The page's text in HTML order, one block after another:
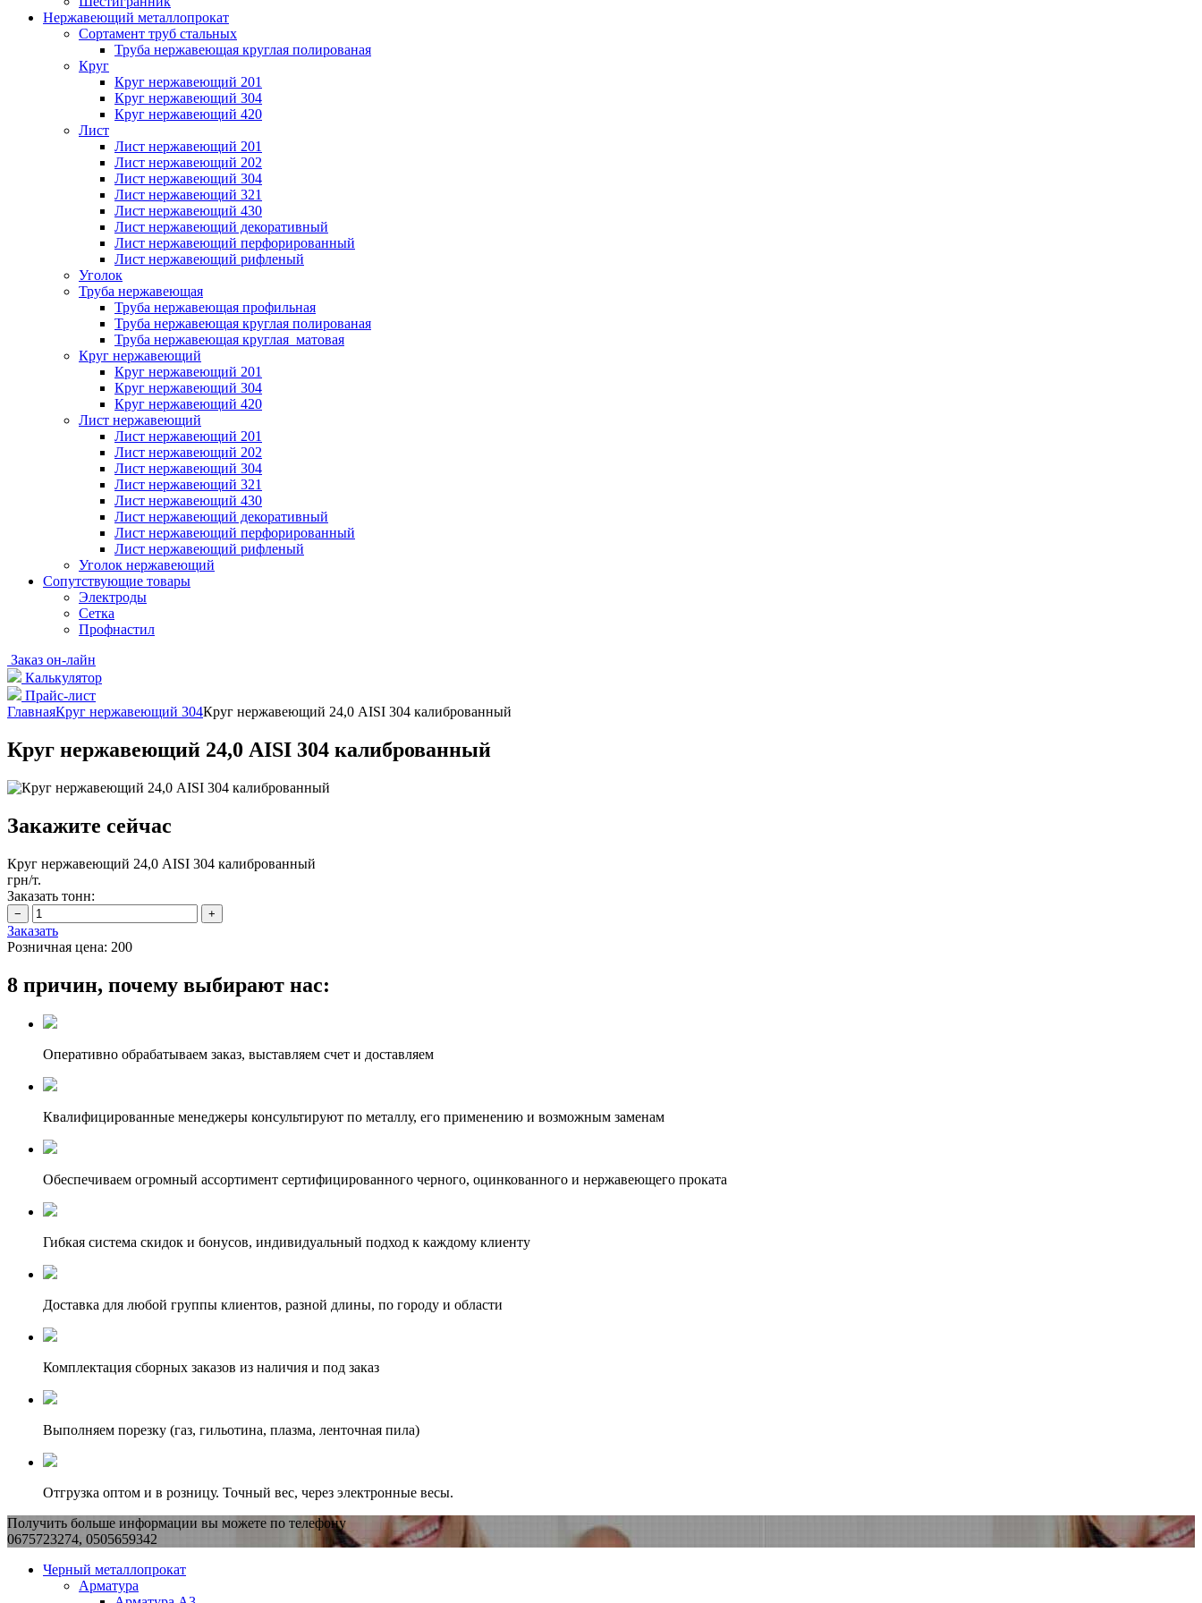
Нержавеющий металлопрокат
Сортамент труб стальных
Труба нержавеющая круглая полированая
Круг
Круг нержавеющий 201
Круг нержавеющий 304
Круг нержавеющий 420
Лист
Лист нержавеющий 201
Лист нержавеющий 202
Лист нержавеющий 304
Лист нержавеющий 321
Лист нержавеющий 430
Лист нержавеющий декоративный
Лист нержавеющий перфорированный
Лист нержавеющий рифленый
Уголок
Труба нержавеющая
Труба нержавеющая профильная
Труба нержавеющая круглая полированая
Труба нержавеющая круглая матовая
Круг нержавеющий
Круг нержавеющий 201
Круг нержавеющий 304
Круг нержавеющий 420
Лист нержавеющий
Лист нержавеющий 201
Лист нержавеющий 202
Лист нержавеющий 304
Лист нержавеющий 321
Лист нержавеющий 430
Лист нержавеющий декоративный
Лист нержавеющий перфорированный
Лист нержавеющий рифленый
Уголок нержавеющий
Cопутствующие товары
Электроды
Сетка
Профнастил
Заказ он-лайн
Калькулятор
Прайс-лист
ГлавнаяКруг нержавеющий 304Круг нержавеющий 24,0 AISI 304 калиброванный
Круг нержавеющий 24,0 AISI 304 калиброванный
Закажите сейчас
Круг нержавеющий 24,0 AISI 304 калиброванный
грн/т.
Заказать тонн:
Заказать
Розничная цена: 200
8 причин, почему выбирают нас:
Оперативно обрабатываем заказ, выставляем счет и доставляем
Квалифицированные менеджеры консультируют по металлу, его применению и возможным заменам
Обеспечиваем огромный ассортимент сертифицированного черного, оцинкованного и нержавеющего проката
Гибкая система скидок и бонусов, индивидуальный подход к каждому клиенту
Доставка для любой группы клиентов, разной длины, по городу и области
Комплектация сборных заказов из наличия и под заказ
Выполняем порезку (газ, гильотина, плазма, ленточная пила)
Отгрузка оптом и в розницу. Точный вес, через электронные весы.
Получить больше информации вы можете по телефону
0675723274, 0505659342
Черный металлопрокат
Арматура